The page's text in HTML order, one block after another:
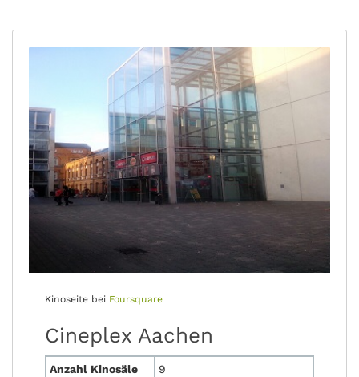
Kinoseite bei Foursquare
Cineplex Aachen
Anzahl Kinosäle
9